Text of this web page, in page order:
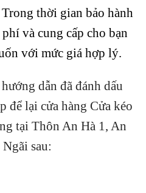
thời gian bảo hành
và cung cấp cho bạn
với mức giá hợp lý.
dẫn đã đánh dấu
để lại cửa hàng Cửa kéo
tại Thôn An Hà 1, An
sau: